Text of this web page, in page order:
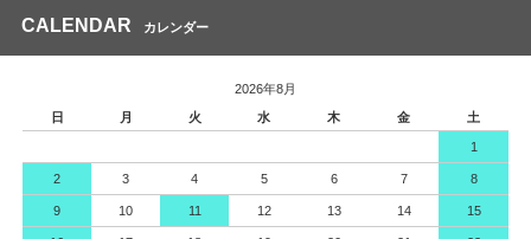
CALENDAR カレンダー
2026年8月
日
月 火 水 木 金 土
1
2 3 4 5 6 7 8
9 10 11 12 13 14 15